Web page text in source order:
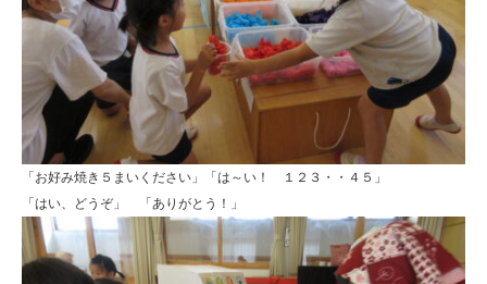
こ
ど
も
園
ひ
ら
り
す
「お好み焼き５まいください」「は～い！ １２３・・４５」
「はい、どうぞ」 「ありがとう！」